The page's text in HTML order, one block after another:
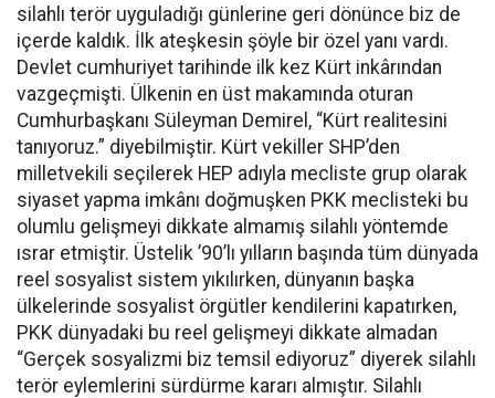
silahlı terör uyguladığı günlerine geri dönünce biz de
içerde kaldık. İlk ateşkesin şöyle bir özel yanı vardı.
Devlet cumhuriyet tarihinde ilk kez Kürt inkârından
vazgeçmişti. Ülkenin en üst makamında oturan
Cumhurbaşkanı Süleyman Demirel, “Kürt realitesini
tanıyoruz.” diyebilmiştir. Kürt vekiller SHP’den
milletvekili seçilerek HEP adıyla mecliste grup olarak
siyaset yapma imkânı doğmuşken PKK meclisteki bu
olumlu gelişmeyi dikkate almamış silahlı yöntemde
ısrar etmiştir. Üstelik ’90’lı yılların başında tüm dünyada
reel sosyalist sistem yıkılırken, dünyanın başka
ülkelerinde sosyalist örgütler kendilerini kapatırken,
PKK dünyadaki bu reel gelişmeyi dikkate almadan
“Gerçek sosyalizmi biz temsil ediyoruz” diyerek silahlı
terör eylemlerini sürdürme kararı almıştır. Silahlı